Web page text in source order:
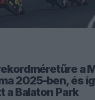
a
2025-ben, és
a Balaton Park